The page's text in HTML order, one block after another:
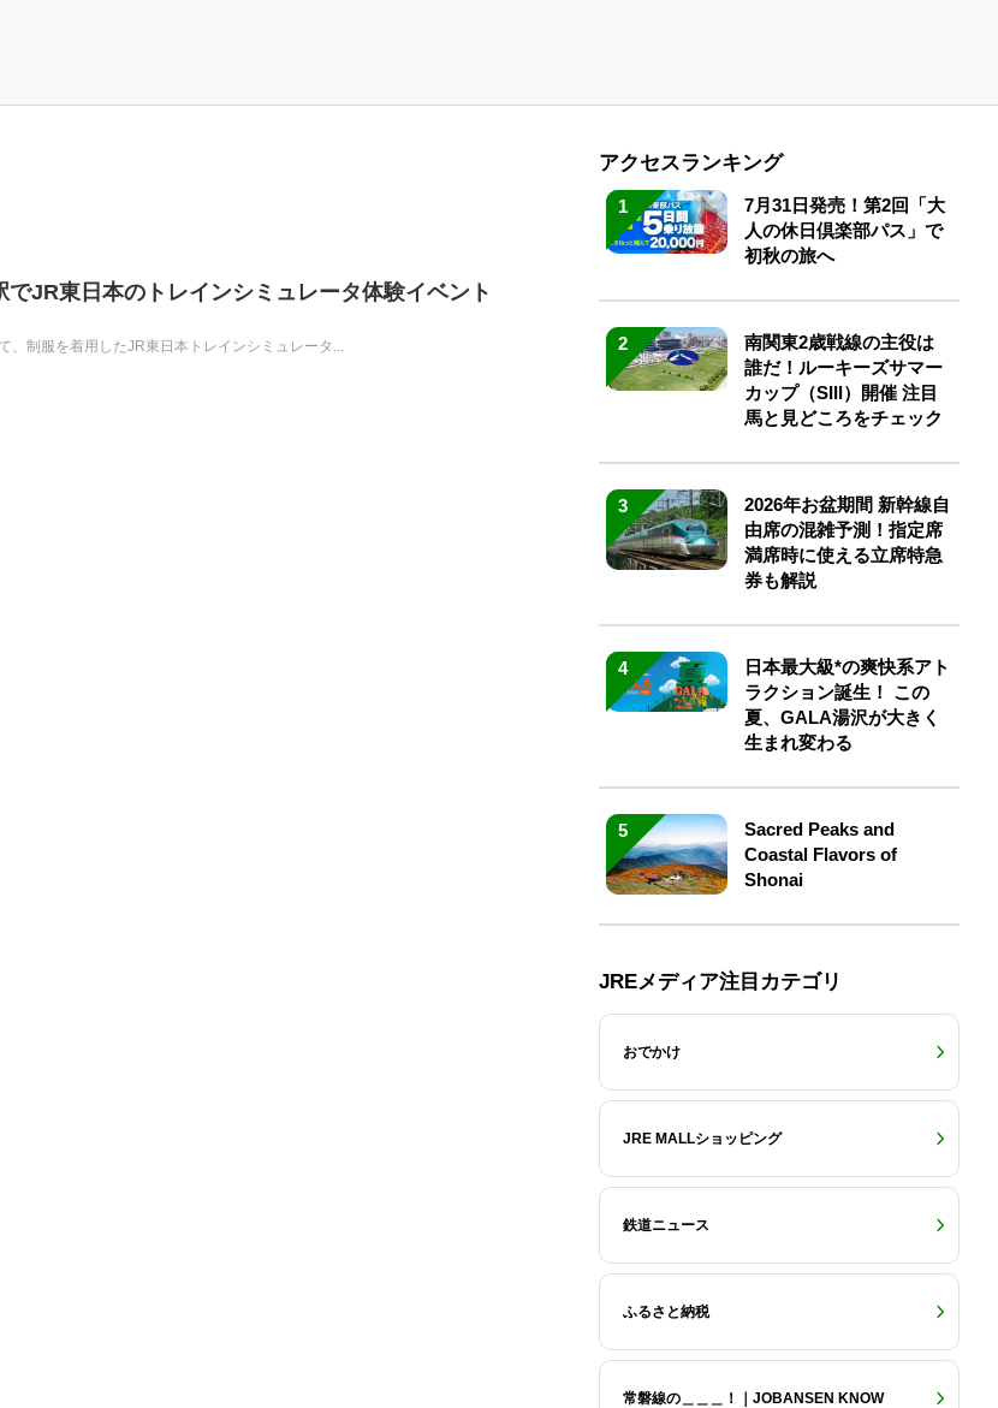
JR東日本のトレインシミュレータ体験イベント
制服を着用したJR東日本トレインシミュレータ...
アクセスランキング
1
7月31日発売！第2回「大
人の休日倶楽部パス」で
初秋の旅へ
2
南関東2歳戦線の主役は
誰だ！ルーキーズサマー
カップ（SIII）開催 注目
馬と見どころをチェック
3
2026年お盆期間 新幹線自
由席の混雑予測！指定席
満席時に使える立席特急
券も解説
4
日本最大級*の爽快系アト
ラクション誕生！ この
夏、GALA湯沢が大きく
生まれ変わる
5
Sacred Peaks and
Coastal Flavors of
Shonai
JREメディア注目カテゴリ
おでかけ
JRE MALLショッピング
鉄道ニュース
ふるさと納税
常磐線の＿＿＿！｜JOBANSEN KNOW